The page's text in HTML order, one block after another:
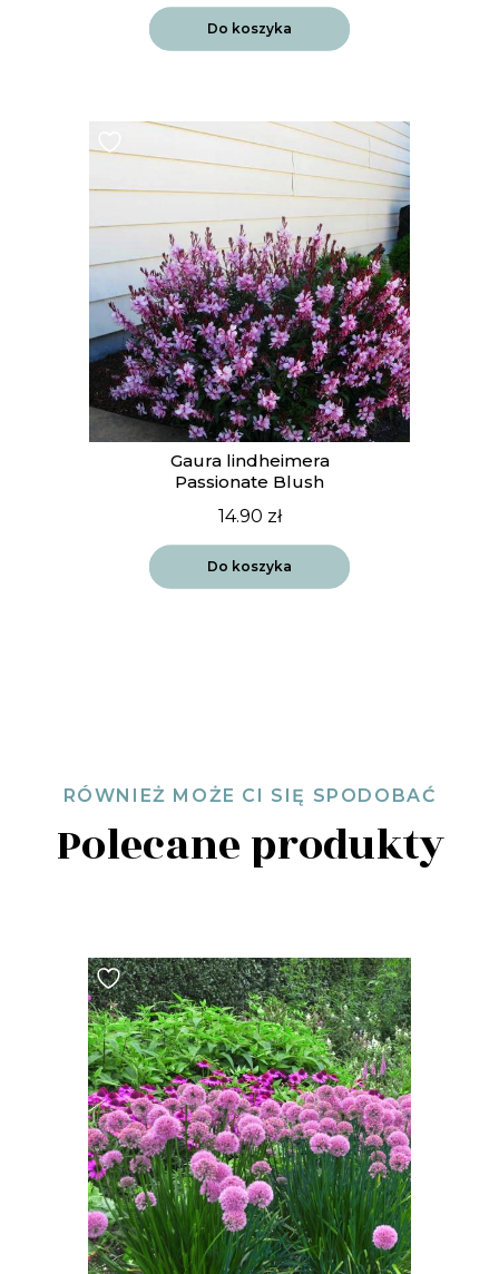
Do koszyka
Gaura lindheimera
Passionate Blush
14.90 zł
Do koszyka
RÓWNIEŻ MOŻE CI SIĘ SPODOBAĆ
Polecane produkty